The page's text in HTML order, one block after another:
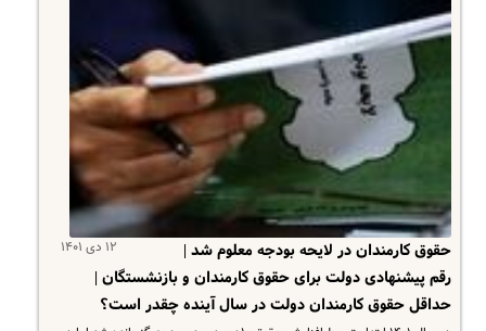
۱۲ دی ۱۴۰۱
حقوق کارمندان در لایحه بودجه معلوم شد |
رقم پیشنهادی دولت برای حقوق کارمندان و بازنشستگان |
حداقل حقوق کارمندان دولت در سال آینده چقدر است؟